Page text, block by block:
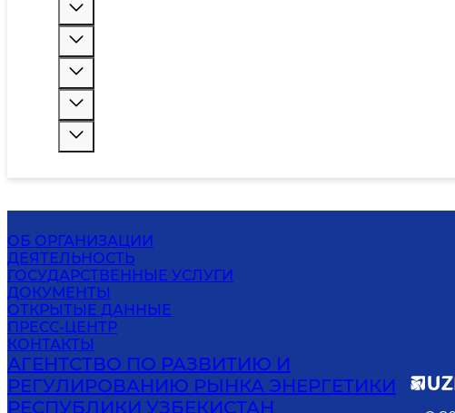
ОБ ОРГАНИЗАЦИИ
ДЕЯТЕЛЬНОСТЬ
ГОСУДАРСТВЕННЫЕ УСЛУГИ
ДОКУМЕНТЫ
ОТКРЫТЫЕ ДАННЫЕ
ПРЕСС-ЦЕНТР
КОНТАКТЫ
АГЕНТСТВО ПО РАЗВИТИЮ И
РЕГУЛИРОВАНИЮ РЫНКА ЭНЕРГЕТИКИ
РЕСПУБЛИКИ УЗБЕКИСТАН